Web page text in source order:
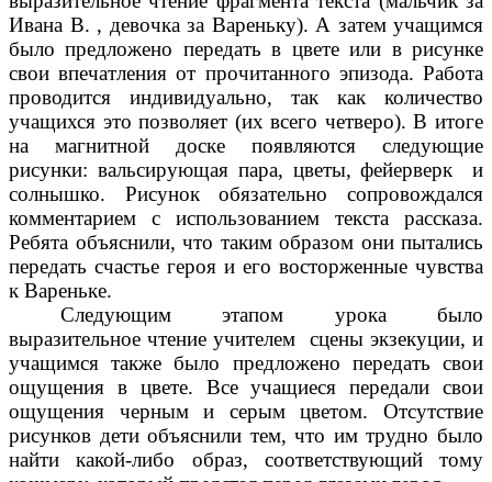
Ивана В. , девочка за Вареньку). А затем учащимся
было предложено передать в цвете или в рисунке
свои впечатления от прочитанного эпизода. Работа
проводится индивидуально, так как количество
учащихся это позволяет (их всего четверо). В итоге
на магнитной доске появляются следующие
рисунки: вальсирующая пара, цветы, фейерверк и
солнышко. Рисунок обязательно сопровождался
комментарием с использованием текста рассказа.
Ребята объяснили, что таким образом они пытались
передать счастье героя и его восторженные чувства
к Вареньке.
Следующим этапом урока было
выразительное чтение учителем сцены экзекуции, и
учащимся также было предложено передать свои
ощущения в цвете. Все учащиеся передали свои
ощущения черным и серым цветом. Отсутствие
рисунков дети объяснили тем, что им трудно было
найти какой-либо образ, соответствующий тому